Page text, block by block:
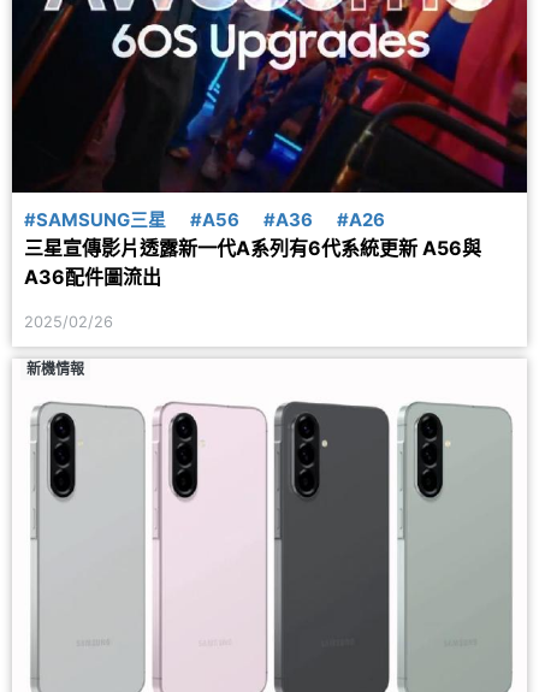
#SAMSUNG三星 #A56 #A36 #A26
三星宣傳影片透露新一代A系列有6代系統更新 A56與
A36配件圖流出
2025/02/26
新機情報